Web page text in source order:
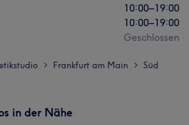
10:00–19:00
10:00–19:00
Geschlossen
> Frankfurt am Main > Süd
in der Nähe